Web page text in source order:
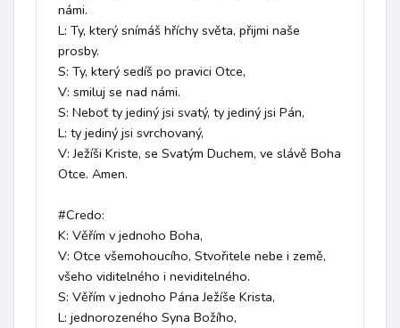
námi.
L: Ty, který snímáš hříchy světa, přijmi naše
prosby.
S: Ty, který sedíš po pravici Otce,
V: smiluj se nad námi.
S: Neboť ty jediný jsi svatý, ty jediný jsi Pán,
L: ty jediný jsi svrchovaný,
V: Ježíši Kriste, se Svatým Duchem, ve slávě Boha
Otce. Amen.
#Credo:
K: Věřím v jednoho Boha,
V: Otce všemohoucího, Stvořitele nebe i země,
všeho viditelného i neviditelného.
S: Věřím v jednoho Pána Ježíše Krista,
L: jednorozeného Syna Božího,